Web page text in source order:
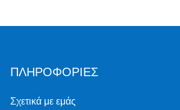
ΠΛΗΡΟΦΟΡΙΕΣ
Σχετικά με εμάς